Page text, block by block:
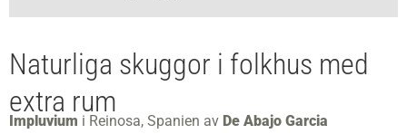
Naturliga skuggor i folkhus med
extra rum
Impluvium i Reinosa, Spanien av De Abajo Garcia